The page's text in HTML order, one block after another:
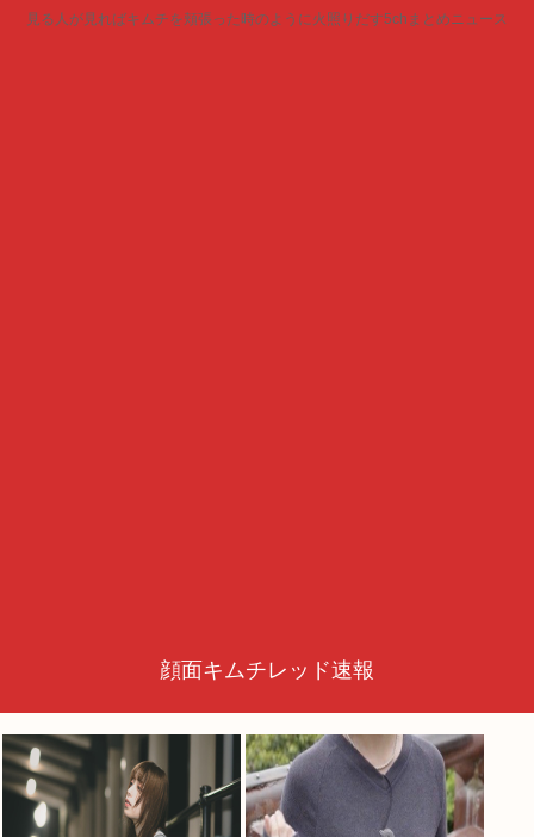
見る人が見ればキムチを頬張った時のように火照りだす5chまとめニュース
顔面キムチレッド速報